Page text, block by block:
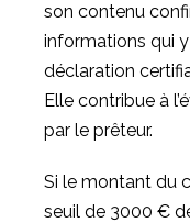
son contenu
informations qui y
déclaration
Elle contribue à
par le prêteur.
Si le montant du
seuil de 3000 €